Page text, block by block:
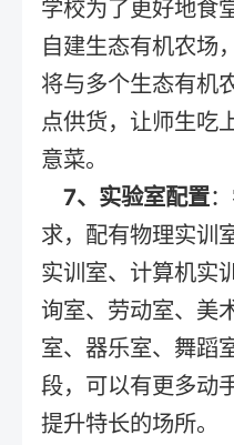
学校为了更好地食
自建生态有机农场
将与多个生态有机
点供货，让师生吃
意菜。
7、实验室配置
求，配有物理实训
实训室、计算机实
询室、劳动室、美
室、器乐室、舞蹈
段，可以有更多动
提升特长的场所。